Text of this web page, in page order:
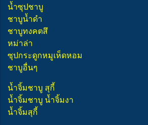
น้ำซุปชาบู
ชาบูน้ำดำ
ชาบูทงคตสึ
หม่าล่า
ซุปกระดูกหมูเห็ดหอม
ชาบูอื่นๆ
น้ำจิ้มชาบู สุกี้
น้ำจิ้มชาบู น้ำจิ้มงา
น้ำจิ้มสุกี้